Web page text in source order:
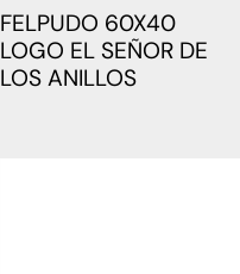
FELPUDO 60X40
LOGO EL SEÑOR DE
LOS ANILLOS